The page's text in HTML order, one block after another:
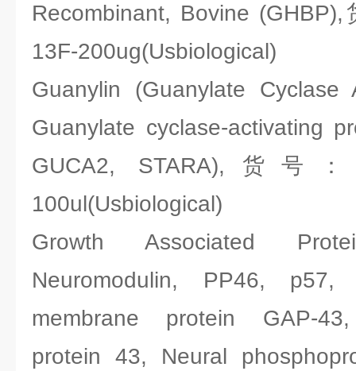
Recombinant, Bovine
13F-200ug(Usbiological)
Guanylin (Guanylate Cyclase
Guanylate cyclase-activating
GUCA2, STARA),货号：
100ul(Usbiological)
Growth Associated
Neuromodulin, PP46,
membrane protein GAP-43,
protein 43, Neural